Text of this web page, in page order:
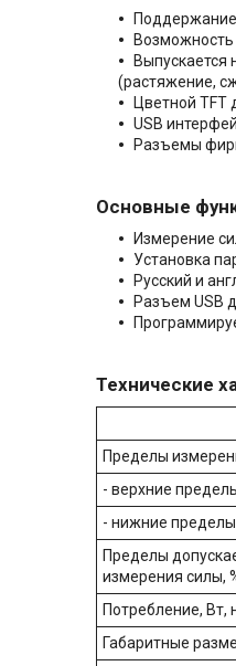
Возможность
Выпускается
(растяжение,
Цветной TFT
USB
Разъемы
Основные
Измерение
Установка
Русский и
Разъем USB
Технические
Пределы
- верхние
- нижние
Пределы
измерения силы,
Потребление, Вт,
Габаритные